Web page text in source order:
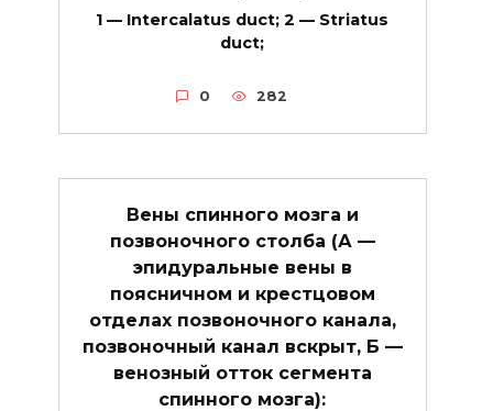
1 — Intercalatus duct; 2 — Striatus
duct;
0 282
Вены спинного мозга и
позвоночного столба (А —
эпидуральные вены в
поясничном и крестцовом
отделах позвоночного канала,
позвоночный канал вскрыт, Б —
венозный отток сегмента
спинного мозга):